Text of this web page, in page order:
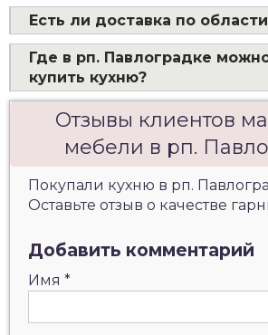
Есть ли доставка по
Где в рп. Павлоградке
купить кухню?
Отзывы клиентов
мебели в рп.
Покупали кухню в рп.
Оставьте отзыв о качестве
Добавить комментарий
Имя *